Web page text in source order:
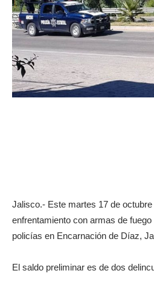
Jalisco.- Este martes 17 de
enfrentamiento con armas de
policías en Encarnación de Díaz,
El saldo preliminar es de dos